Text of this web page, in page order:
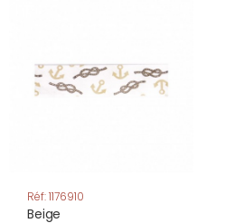
Réf: 1176910
Beige